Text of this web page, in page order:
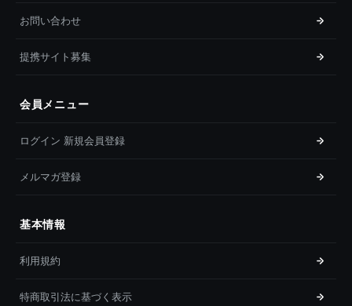
お問い合わせ
提携サイト募集
会員メニュー
ログイン 新規会員登録
メルマガ登録
基本情報
利用規約
特商取引法に基づく表示